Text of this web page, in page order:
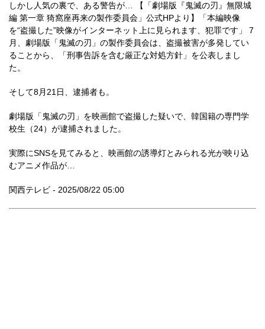
しかし人気の裏で、ある警告が… 【「劇場版『鬼滅の刃』無限城
編 第一章 猗窩座再来の製作委員会」公式HPより】「本編映像
を“盗撮した”映像がインターネット上に見られます、犯罪です」 7
月、劇場版「鬼滅の刃」の製作委員会は、盗撮被害が多発してい
ることから、「刑事告訴を含む厳正な対処方針」を公表しまし
た。
そして8月21日、逮捕者も。
劇場版「鬼滅の刃」を映画館で盗撮した疑いで、韓国籍の専門学
校生（24）が逮捕されました。
実際にSNSを見てみると、映画館の誘導灯とみられる光が映り込
むアニメ作品が…
関西テレビ - 2025/08/22 05:00